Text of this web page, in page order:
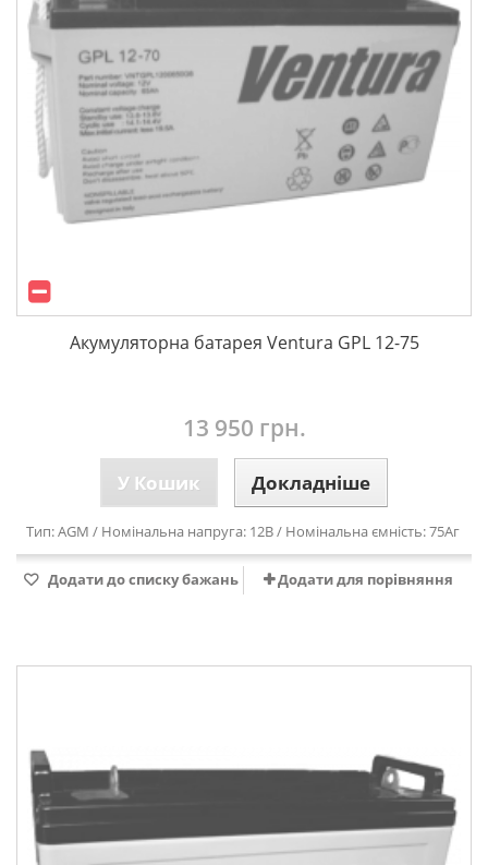
Акумуляторна батарея Ventura GPL 12-75
13 950 грн.
У Кошик Докладніше
Тип: AGM / Номінальна напруга: 12В / Номінальна ємність: 75Аг
Додати до списку бажань Додати для порівняння